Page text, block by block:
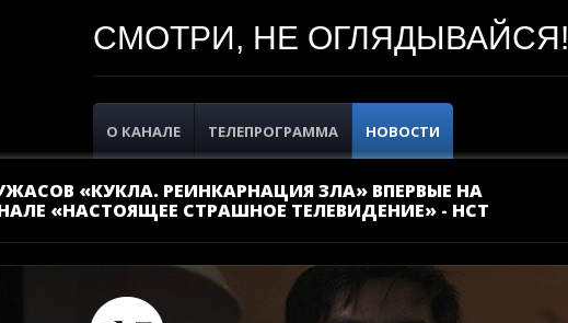
СМОТРИ, НЕ ОГЛЯДЫВАЙСЯ!
О КАНАЛЕ ТЕЛЕПРОГРАММА НОВОСТИ
«КУКЛА. РЕИНКАРНАЦИЯ ЗЛА» ВПЕРВЫЕ НА
«НАСТОЯЩЕЕ СТРАШНОЕ ТЕЛЕВИДЕНИЕ» - НСТ